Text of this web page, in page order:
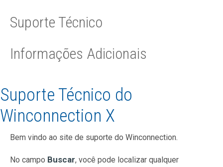
Suporte Técnico
Informações Adicionais
Suporte Técnico do
Winconnection X
Bem vindo ao site de suporte do Winconnection.
No campo Buscar, você pode localizar qualquer